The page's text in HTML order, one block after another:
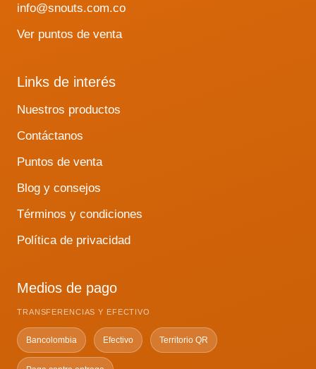
info@snouts.com.co
Ver puntos de venta
Links de interés
Nuestros productos
Contáctanos
Puntos de venta
Blog y consejos
Términos y condiciones
Política de privacidad
Medios de pago
TRANSFERENCIAS Y EFECTIVO
Bancolombia Efectivo Territorio QR